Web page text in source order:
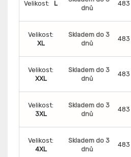
Velikost: L
dnů
483
Velikost:
XL
Skladem do 3
dnů
483
Velikost:
XXL
Skladem do 3
dnů
483
Velikost:
3XL
Skladem do 3
dnů
483
Velikost:
4XL
Skladem do 3
dnů
483